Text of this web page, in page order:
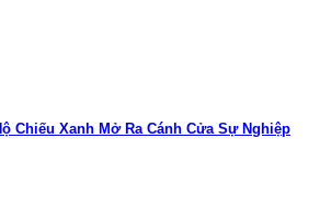
Chiếu Xanh Mở Ra Cánh Cửa Sự Nghiệp